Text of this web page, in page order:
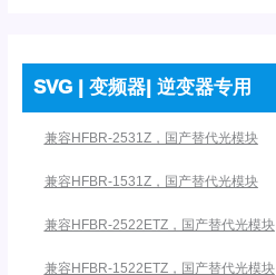
SVG | 变频器| 逆变器专用
兼容HFBR-2531Z，国产替代光模块
兼容HFBR-1531Z，国产替代光模块
兼容HFBR-2522ETZ，国产替代光模块
兼容HFBR-1522ETZ，国产替代光模块